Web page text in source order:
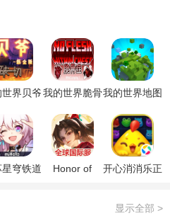
界贝爷
版apk
我的世界脆骨我的世界地图
星穹铁道
Honor of
开心消消乐正
显示全部 >